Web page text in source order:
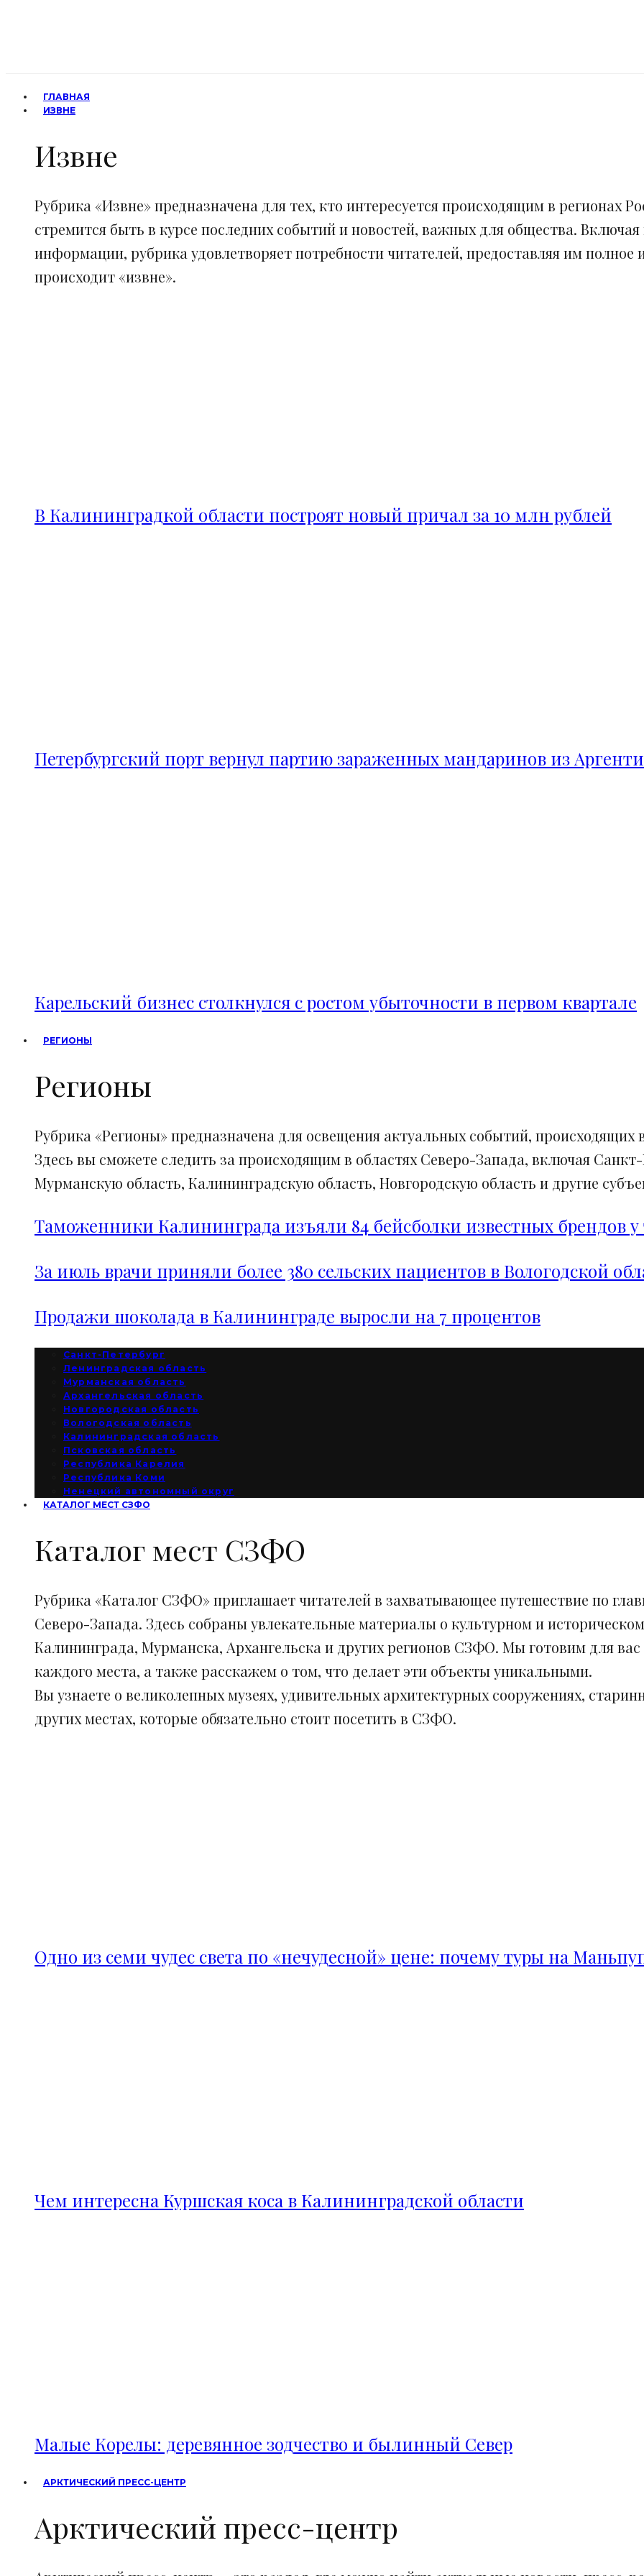
ГЛАВНАЯ
ИЗВНЕ
Извне
Рубрика «Извне» предназначена для тех, кто интересуется происходящим в регионах
стремится быть в курсе последних событий и новостей, важных для общества.
информации, рубрика удовлетворяет потребности читателей, предоставляя им полное
происходит «извне».
В Калининградкой области построят новый причал за 10 млн рублей
Петербургский порт вернул партию зараженных мандаринов из
Карельский бизнес столкнулся с ростом убыточности в первом квартале
РЕГИОНЫ
Регионы
Рубрика «Регионы» предназначена для освещения актуальных событий, происходящих
Здесь вы сможете следить за происходящим в областях Северо-Запада, включая
Мурманскую область, Калининградскую область, Новгородскую область и другие
Таможенники Калининграда изъяли 84 бейсболки известных брендов у
За июль врачи приняли более 380 сельских пациентов в Вологодской
Продажи шоколада в Калининграде выросли на 7 процентов
Санкт-Петербург
Ленинградская область
Мурманская область
Архангельская область
Новгородская область
Вологодская область
Калининградская область
Псковская область
Республика Карелия
Республика Коми
Ненецкий автономный округ
КАТАЛОГ МЕСТ СЗФО
Каталог мест СЗФО
Рубрика «Каталог СЗФО» приглашает читателей в захватывающее путешествие по
Северо-Запада. Здесь собраны увлекательные материалы о культурном и
Калининграда, Мурманска, Архангельска и других регионов СЗФО. Мы готовим для
каждого места, а также расскажем о том, что делает эти объекты уникальными.
Вы узнаете о великолепных музеях, удивительных архитектурных сооружениях,
других местах, которые обязательно стоит посетить в СЗФО.
Одно из семи чудес света по «нечудесной» цене: почему туры на
Чем интересна Куршская коса в Калининградской области
Малые Корелы: деревянное зодчество и былинный Север
АРКТИЧЕСКИЙ ПРЕСС-ЦЕНТР
Арктический пресс-центр